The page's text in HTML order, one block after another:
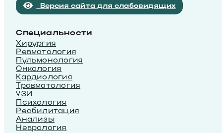
Версия сайта для слабовидящих
Специальности
Хирургия
Ревматология
Пульмонология
Онкология
Кардиология
Травматология
УЗИ
Психология
Реабилитация
Анализы
Неврология